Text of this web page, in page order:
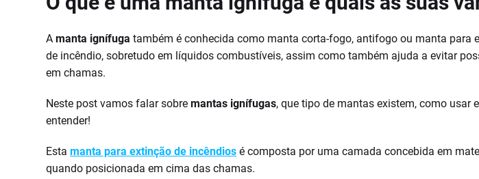
Amanta ignífuga também é conhecida como manta corta-fogo, antifogo ou manta
de incêndio, sobretudo em líquidos combustíveis, assim como também ajuda a evitar
em chamas.
Neste post vamos falar sobremantas ignífugas, que tipo de mantas existem, como usar
entender!
Estamanta para extinção de incêndios é composta por uma camada concebida em
quando posicionada em cima das chamas.